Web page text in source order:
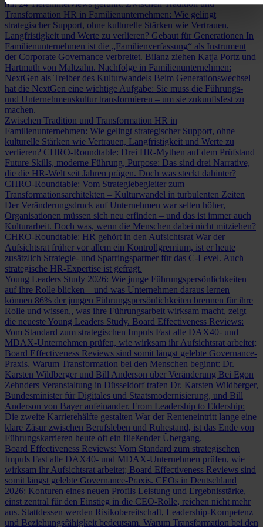
mit 24 Tiefeninterviews geführt.Zwischen Tradition und
Transformation HR in Familienunternehmen: Wie gelingt
strategischer Support, ohne kulturelle Stärken wie Vertrauen,
Langfristigkeit und Werte zu verlieren? Gebaut für Generationen In
Familienunternehmen ist die „Familienverfassung“ als Instrument
der Corporate Governance verbreitet. Bilanz ziehen Katja Portz und
Hartmuth von Maltzahn. Nachfolge in Familienunternehmen:
NextGen als Treiber des Kulturwandels Beim Generationswechsel
hat die NextGen eine wichtige Aufgabe: Sie muss die Führungs-
und Unternehmenskultur transformieren – um sie zukunftsfest zu
machen.
Zwischen Tradition und Transformation HR in
Familienunternehmen: Wie gelingt strategischer Support, ohne
kulturelle Stärken wie Vertrauen, Langfristigkeit und Werte zu
verlieren? CHRO-Roundtable: Drei HR-Mythen auf dem Prüfstand
Future Skills, moderne Führung, Purpose: Das sind drei Narrative,
die die HR-Welt seit Jahren prägen. Doch was steckt dahinter?
CHRO-Roundtable: Vom Strategiebegleiter zum
Transformationsarchitekten – Kulturwandel in turbulenten Zeiten
Der Veränderungsdruck auf Unternehmen war selten höher,
Organisationen müssen sich neu erfinden – und das ist immer auch
Kulturarbeit. Doch was, wenn die Menschen dabei nicht mitziehen?
CHRO-Roundtable: HR gehört in den Aufsichtsrat War der
Aufsichtsrat früher vor allem ein Kontrollgremium, ist er heute
zusätzlich Strategie- und Sparringspartner für das C-Level. Auch
strategische HR-Expertise ist gefragt.
Young Leaders Study 2026: Wie junge Führungspersönlichkeiten
auf ihre Rolle blicken – und was Unternehmen daraus lernen
können 86% der jungen Führungspersönlichkeiten brennen für ihre
Rolle und wissen,, was ihre Führungsarbeit wirksam macht, zeigt
die neueste Young Leaders Study. Board Effectiveness Reviews:
Vom Standard zum strategischen Impuls Fast alle DAX40- und
MDAX-Unternehmen prüfen, wie wirksam ihr Aufsichtsrat arbeitet;
Board Effectiveness Reviews sind somit längst gelebte Governance-
Praxis. Warum Transformation bei den Menschen beginnt: Dr.
Karsten Wildberger und Bill Anderson über Veränderung Bei Egon
Zehnders Veranstaltung in Düsseldorf trafen Dr. Karsten Wildberger,
Bundesminister für Digitales und Staatsmodernisierung, und Bill
Anderson von Bayer aufeinander. From Leadership to Eldership:
Die zweite Karrierehälfte gestalten War der Renteneintritt lange eine
klare Zäsur zwischen Berufsleben und Ruhestand, ist das Ende von
Führungskarrieren heute oft ein fließender Übergang.
Board Effectiveness Reviews: Vom Standard zum strategischen
Impuls Fast alle DAX40- und MDAX-Unternehmen prüfen, wie
wirksam ihr Aufsichtsrat arbeitet; Board Effectiveness Reviews sind
somit längst gelebte Governance-Praxis. CEOs in Deutschland
2026: Konturen eines neuen Profils Leistung und Ergebnisstärke,
einst zentral für den Einstieg in die CEO-Rolle, reichen nicht mehr
aus. Stattdessen werden Risikobereitschaft, Leadership-Kompetenz
und Beziehungsfähigkeit bedeutsam. Warum Transformation bei den